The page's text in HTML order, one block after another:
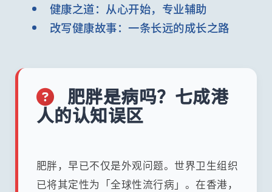
健康之道：从心开始，专业辅助
改写健康故事：一条长远的成长之路
肥胖是病吗？七成港
人的认知误区
肥胖，早已不仅是外观问题。世界卫生组织
已将其定性为「全球性流行病」。在香港，